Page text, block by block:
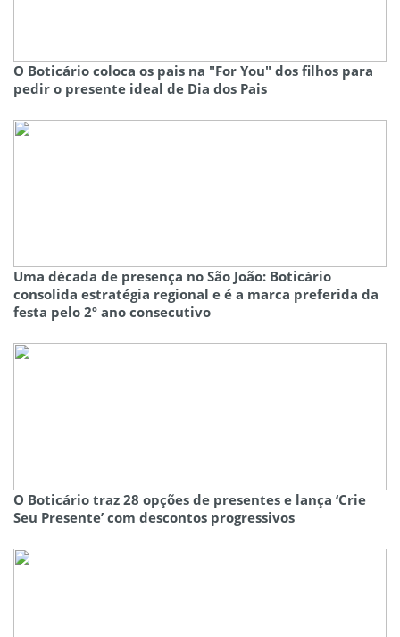
O Boticário coloca os pais na "For You" dos filhos para
pedir o presente ideal de Dia dos Pais
Uma década de presença no São João: Boticário
consolida estratégia regional e é a marca preferida da
festa pelo 2º ano consecutivo
O Boticário traz 28 opções de presentes e lança ‘Crie
Seu Presente’ com descontos progressivos